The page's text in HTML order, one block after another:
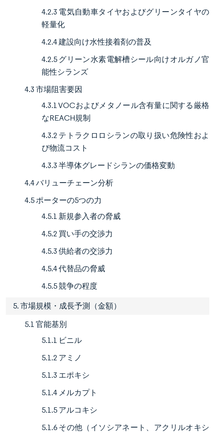
4.2.3 電気自動車タイヤおよびグリーンタイヤの
軽量化
4.2.4 建設向け水性接着剤の普及
4.2.5 グリーン水素電解槽シール向けオルガノ官
能性シランズ
4.3 市場阻害要因
4.3.1 VOCおよびメタノール含有量に関する厳格
なREACH規制
4.3.2 テトラクロロシランの取り扱い危険性およ
び物流コスト
4.3.3 半導体グレードシランの価格変動
4.4 バリューチェーン分析
4.5 ポーターの5つの力
4.5.1 新規参入者の脅威
4.5.2 買い手の交渉力
4.5.3 供給者の交渉力
4.5.4 代替品の脅威
4.5.5 競争の程度
5. 市場規模・成長予測（金額）
5.1 官能基別
5.1.1 ビニル
5.1.2 アミノ
5.1.3 エポキシ
5.1.4 メルカプト
5.1.5 アルコキシ
5.1.6 その他（イソシアネート、アクリルオキシ